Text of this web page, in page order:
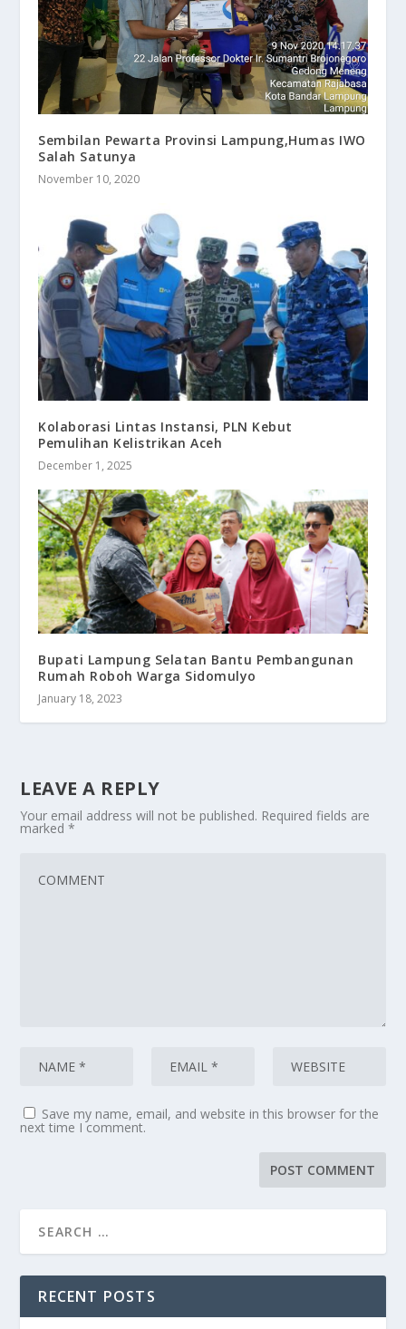
Sembilan Pewarta Provinsi Lampung,Humas IWO
Salah Satunya
November 10, 2020
Kolaborasi Lintas Instansi, PLN Kebut
Pemulihan Kelistrikan Aceh
December 1, 2025
Bupati Lampung Selatan Bantu Pembangunan
Rumah Roboh Warga Sidomulyo
January 18, 2023
LEAVE A REPLY
Your email address will not be published. Required fields are
marked*
Save my name, email, and website in this browser for the
next time I comment.
RECENT POSTS